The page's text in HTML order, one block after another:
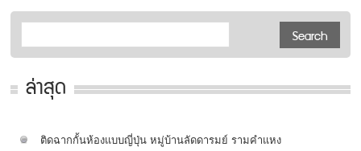
ล่าสุด
ติดฉากกั้นห้องแบบญี่ปุ่น หมู่บ้านลัดดารมย์ รามคำแหง